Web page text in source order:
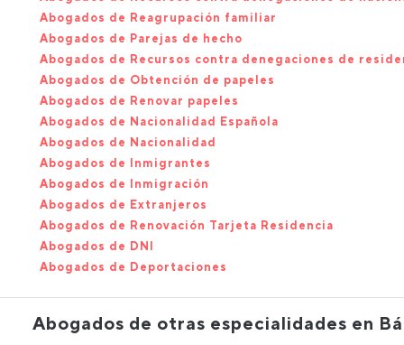
Abogados de Reagrupación familiar
Abogados de Parejas de hecho
Abogados de Recursos contra denegaciones de
Abogados de Obtención de papeles
Abogados de Renovar papeles
Abogados de Nacionalidad Española
Abogados de Nacionalidad
Abogados de Inmigrantes
Abogados de Inmigración
Abogados de Extranjeros
Abogados de Renovación Tarjeta Residencia
Abogados de DNI
Abogados de Deportaciones
Abogados de otras especialidades en